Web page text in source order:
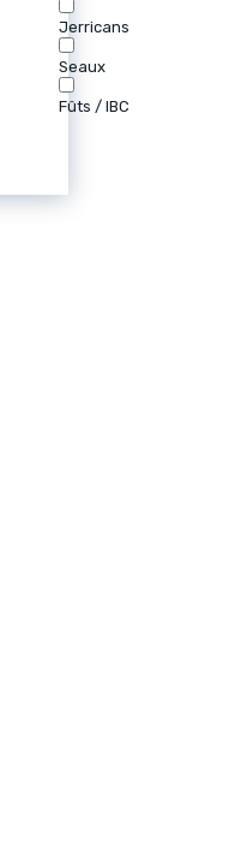
Jerricans
Seaux
Fûts / IBC